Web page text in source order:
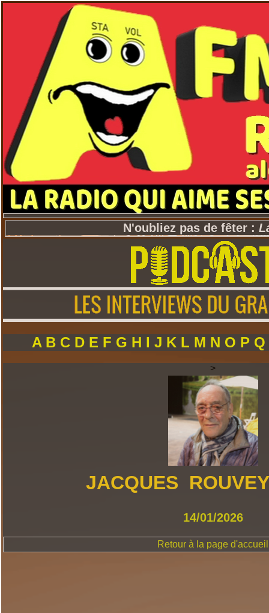
A B C D E F G H IJ K L M N O P
>
JACQUES
14/01/2026
Retour à la page d'accueil